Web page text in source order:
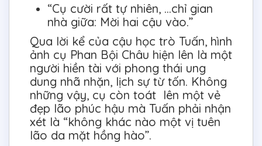
“Cụ cười rất tự nhiên, …chỉ gian
nhà giữa: Mời hai cậu vào.”
Qua lời kể của cậu học trò Tuấn, hình
ảnh cụ Phan Bội Châu hiện lên là một
người hiền tài với phong thái ung
dung nhã nhặn, lịch sự từ tốn. Không
những vậy, cụ còn toát lên một vẻ
đẹp lão phúc hậu mà Tuấn phải nhận
xét là “không khác nào một vị tuên
lão da mặt hồng hào”.